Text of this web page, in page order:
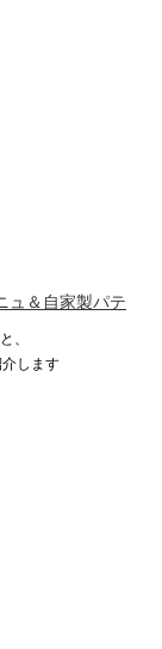
ュ＆自家製パテ
、
します